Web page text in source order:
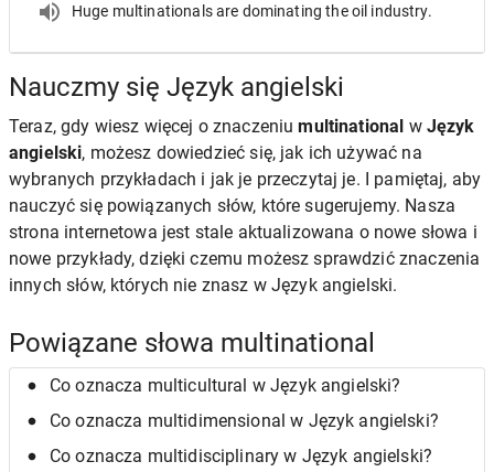
Huge multinationals are dominating the oil industry.
Nauczmy się Język angielski
Teraz, gdy wiesz więcej o znaczeniumultinational w Język
angielski, możesz dowiedzieć się, jak ich używać na
wybranych przykładach i jak je przeczytaj je. I pamiętaj, aby
nauczyć się powiązanych słów, które sugerujemy. Nasza
strona internetowa jest stale aktualizowana o nowe słowa i
nowe przykłady, dzięki czemu możesz sprawdzić znaczenia
innych słów, których nie znasz w Język angielski.
Powiązane słowa multinational
Co oznacza multicultural w Język angielski?
Co oznacza multidimensional w Język angielski?
Co oznacza multidisciplinary w Język angielski?